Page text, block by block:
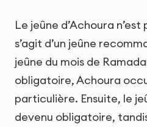
Le jeûne d’Achoura
s’agit d’un jeûne
jeûne du mois de
obligatoire, Achoura
particulière. Ensuite, le
devenu obligatoire,